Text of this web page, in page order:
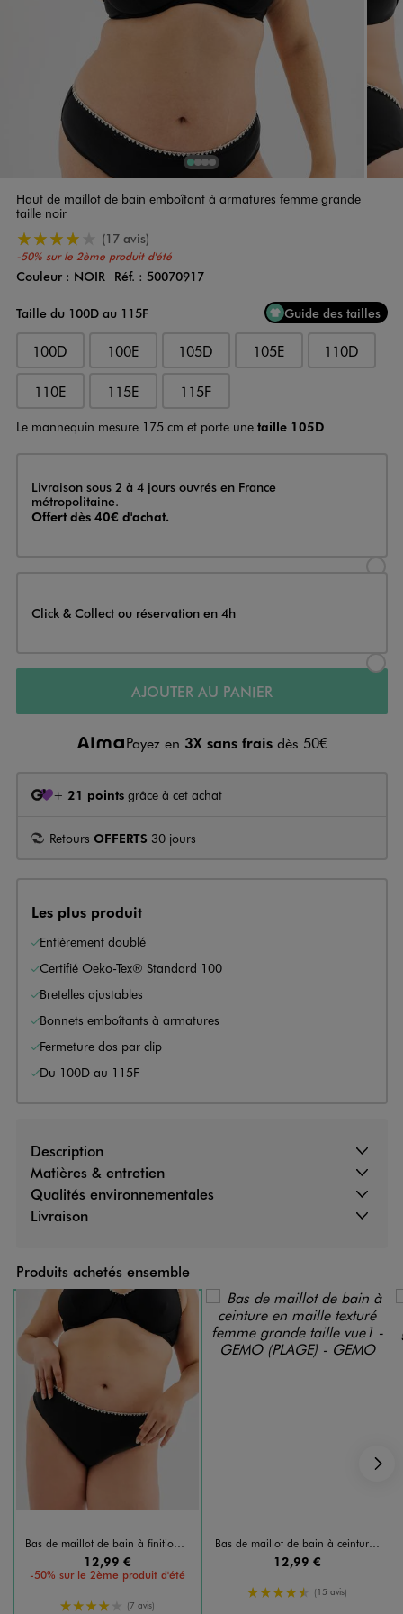
1Sur 4
2Sur 4
3Sur 4
4 Sur 4
Haut de maillot de bain emboîtant à armatures femme grande
taille noir
-50% sur le 2ème produit d'été
4/5 de moyenne(17 avis)
Couleur
Couleur : NOIR Réf. : 50070917
Taille du 100D au 115F
Guide des tailles
100D 100E 105D 105E 110D
110E 115E 115F
Le mannequin mesure 175 cm et porte une taille 105D
Livraison
Livraison sous 2 à 4 jours ouvrés en France
métropolitaine.
Offert dès 40€ d'achat.
Click & Collect ou réservation en 4h
AJOUTER AU PANIER
Payez en 3X sans frais dès 50€
+ 21 points grâce à cet achat
Retours OFFERTS 30 jours
Les plus produit
Entièrement doublé
Certifié Oeko-Tex® Standard 100
Bretelles ajustables
Bonnets emboîtants à armatures
Fermeture dos par clip
Du 100D au 115F
Description
Matières & entretien
Qualités environnementales
Livraison
Produits achetés ensemble
Bas de maillot de bain à finition brodée femme grande taille
12,99 €
-50% sur le 2ème produit d'été
4/5 de moyenne
(7 avis)
Bas de maillot de bain à ceinture en maille texturé femme grande taille
12,99 €
4.5/5 de moyenne
(15 avis)